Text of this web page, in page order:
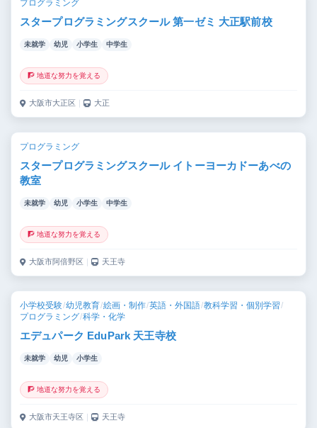
プログラミング
スタープログラミングスクール 第一ゼミ 大正駅前校
未就学 幼児 小学生 中学生
🧗 地道な努力を覚える
大阪市大正区 ｜ 大正
プログラミング
スタープログラミングスクール イトーヨーカドーあべの
教室
未就学 幼児 小学生 中学生
🧗 地道な努力を覚える
大阪市阿倍野区 ｜ 天王寺
小学校受験/幼児教育/絵画・制作/英語・外国語/教科学習・個別学習/
プログラミング/科学・化学
エデュパーク EduPark 天王寺校
未就学 幼児 小学生
🧗 地道な努力を覚える
大阪市天王寺区 ｜ 天王寺